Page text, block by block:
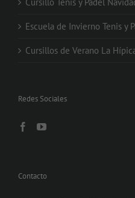
Cursillo Tenis y Pádel
Escuela de Invierno Tenis y
Cursillos de Verano La
Redes Sociales
Contacto